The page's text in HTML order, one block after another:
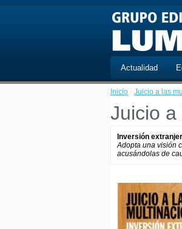
Actualidad
Inicio · Juicio a las
Juicio a
Inversión
Adopta una visión
acusándolas de